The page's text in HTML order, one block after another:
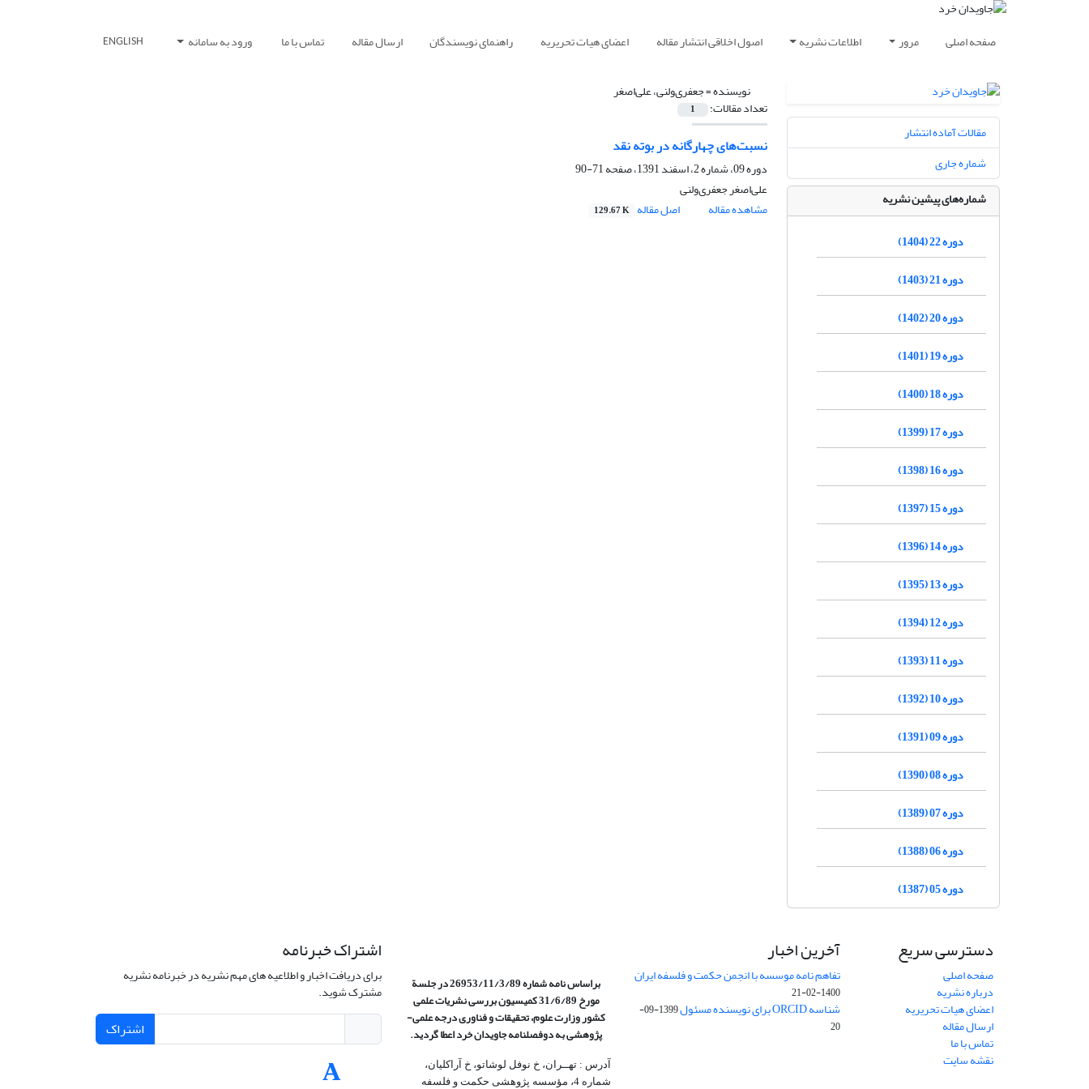
صفحه اصلی مرور اطلاعات نشریه اصول اخلاقی انتشار مقاله اعضای هیات تحریریه راهنمای نویسندگان ارسال مقاله تماس با ما ورود به سامانه ENGLISH
نویسنده =جعفری‌ولنی، علی‌اصغر
تعداد مقالات: 1
نسبت‌های چهارگانه در بوته نقد
دوره 09، شماره 2، اسفند 1391، صفحه
71-90
علی‌اصغر جعفری‌ولنی
مشاهده مقاله
اصل مقاله 129.67 K
مقالات آماده انتشار
شماره جاری
شماره‌های پیشین نشریه
دوره 22 (1404)
دوره 21 (1403)
دوره 20 (1402)
دوره 19 (1401)
دوره 18 (1400)
دوره 17 (1399)
دوره 16 (1398)
دوره 15 (1397)
دوره 14 (1396)
دوره 13 (1395)
دوره 12 (1394)
دوره 11 (1393)
دوره 10 (1392)
دوره 09 (1391)
دوره 08 (1390)
دوره 07 (1389)
دوره 06 (1388)
دوره 05 (1387)
دسترسی سریع
صفحه اصلی
درباره نشریه
اعضای هیات تحریریه
ارسال مقاله
تماس با ما
نقشه سایت
آخرین اخبار
تفاهم نامه موسسه با انجمن حکمت و فلسفه ایران
1400-02-21
شناسه ORCID برای نویسنده مسئول
1399-09-
20
براساس نامه شماره 26953/11/3/89 در جلسة
مورخ 31/6/89 کمیسیون
بررسی نشریات علمی
کشور وزارت علوم، تحقیقات و فناوری درجه علمی‌-
پژوهشیبه دوفصلنامه جاویدان خرد اعطا گردید.
آدرس : تهــران، خ نوفل لوشاتو، خ آراکلیان،
شماره 4،‌ مؤسسه پژوهشی حکمت و فلسفه
اشتراک خبرنامه
برای دریافت اخبار و اطلاعیه های مهم نشریه در خبرنامه نشریه
مشترک شوید.
اشتراک